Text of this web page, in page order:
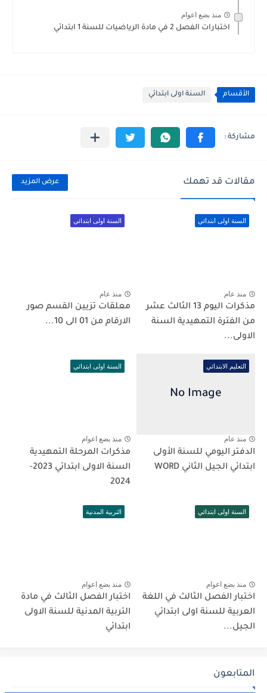
منذ بضع اعوام
اختبارات الفصل 2 في مادة الرياضيات للسنة 1 ابتدائي
الأقسام السنة اولى ابتدائي
مقالات قد تهمك عرض المزيد
السنة اولى ابتدائي
منذ عام
مذكرات اليوم 13 الثالث عشر
من الفترة التمهيدية السنة
الاولى...
السنة اولى ابتدائي
منذ عام
معلقات تزيين القسم صور
الارقام من 01 الى 10...
التعليم الابتدائي
منذ عام
الدفتر اليومي للسنة الأولى
ابتدائي الجيل الثاني WORD
السنة اولى ابتدائي
منذ بضع اعوام
مذكرات المرحلة التمهيدية
السنة الاولى ابتدائي 2023-
2024
السنة اولى ابتدائي
منذ بضع اعوام
اختبار الفصل الثالث في اللغة
العربية للسنة اولى ابتدائي
الجيل...
التربية المدنية
منذ بضع اعوام
اختبار الفصل الثالث في مادة
التربية المدنية للسنة الاولى
ابتدائي
المتابعون